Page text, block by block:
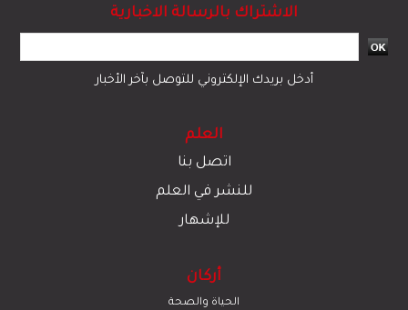
الاشتراك بالرسالة الاخبارية
أدخل بريدك الإلكتروني للتوصل بآخر الأخبار
العلم
اتصل بنا
للنشر في العلم
للإشهار
أركان
الحياة والصحة